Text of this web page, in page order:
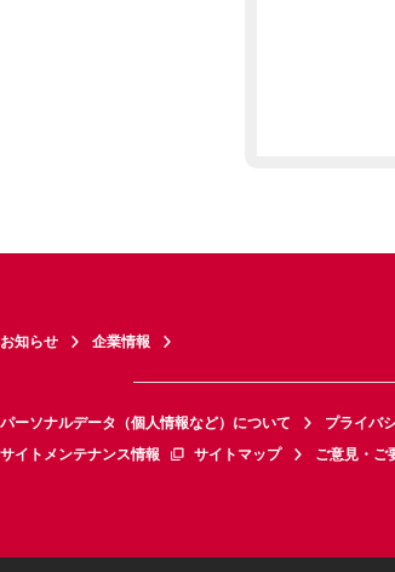
お知らせ 企業情報
パーソナルデータ（個人情報など）について プライバ
サイトメンテナンス情報
サイトマップ ご意見・ご